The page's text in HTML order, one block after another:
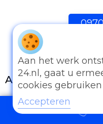
Andere diensten
Eender welk
rioleringswerken
Aan het werk
24.nl, gaat u
cookies gebruiken
Accepteren